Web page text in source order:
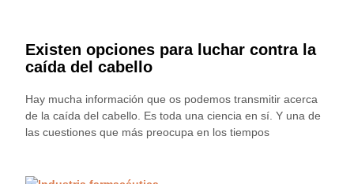
Existen opciones para luchar contra la
caída del cabello
Hay mucha información que os podemos transmitir acerca
de la caída del cabello. Es toda una ciencia en sí. Y una de
las cuestiones que más preocupa en los tiempos